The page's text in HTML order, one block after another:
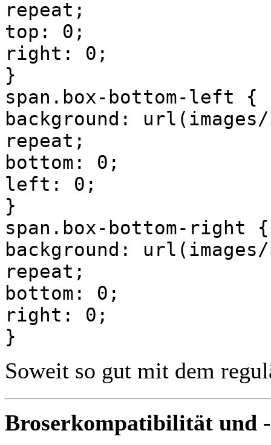
repeat;
top: 0;
right: 0;
}
span.box-bottom-left {
background:
repeat;
bottom: 0;
left: 0;
}
span.box-bottom-right {
background:
repeat;
bottom: 0;
right: 0;
}
Soweit so gut mit dem
Broserkompatibilität und